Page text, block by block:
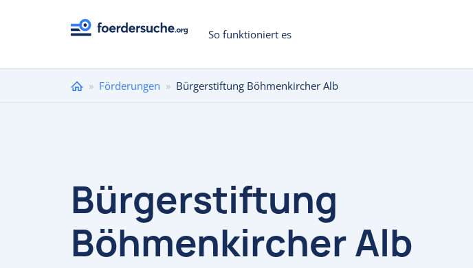
So funktioniert es
Sie
» Förderungen » Bürgerstiftung Böhmenkircher Alb
Bürgerstiftung
Böhmenkircher Alb